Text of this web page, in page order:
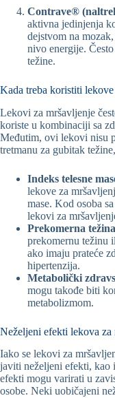
Contrave®
aktivna jedinjenja
dejstvom na
nivo energije.
težine.
Kada treba koristiti
Lekovi za mršavljenje
koriste u kombinaciji sa
Međutim, ovi lekovi nisu
tretmanu za gubitak
Indeks telesne
lekove za
mase. Kod osoba
lekovi za
Prekomerna
prekomernu težinu
ako imaju prateće
hipertenzija.
Metabolički
mogu takođe biti
metabolizmom.
Neželjeni efekti lekova za
Iako se lekovi za
javiti neželjeni efekti, kao
efekti mogu varirati u
osobe. Neki uobičajeni